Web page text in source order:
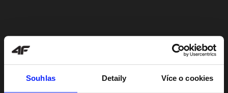
Souhlas Detaily Více o cookies